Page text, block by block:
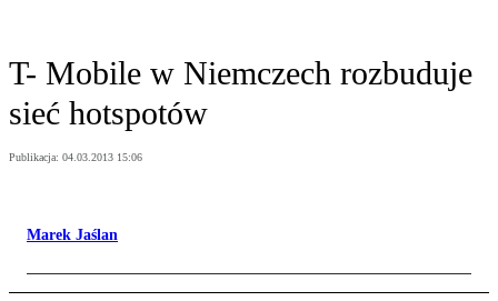
T- Mobile w Niemczech rozbuduje
sieć hotspotów
Publikacja: 04.03.2013 15:06
Marek Jaślan